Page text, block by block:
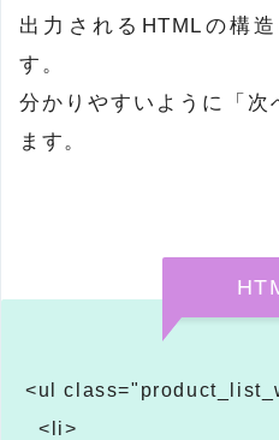
出力されるHTMLの構
す。
分かりやすいように「次
ます。
<ul
<li>